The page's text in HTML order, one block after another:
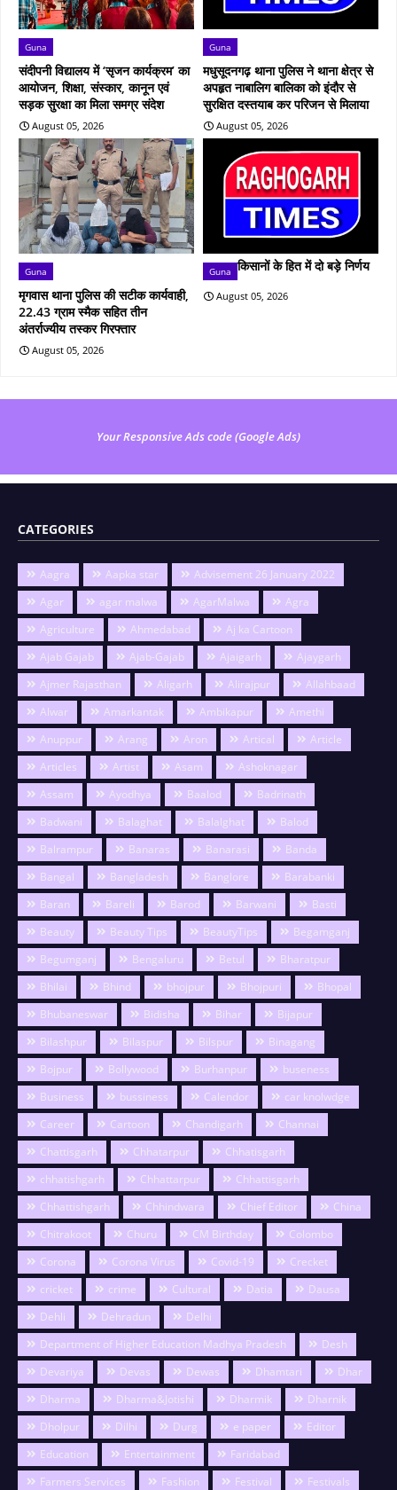
Guna
संदीपनी विद्यालय में ‘सृजन कार्यक्रम’ का
आयोजन, शिक्षा, संस्कार, कानून एवं
सड़क सुरक्षा का मिला समग्र संदेश
August 05, 2026
Guna
मधुसूदनगढ़ थाना पुलिस ने थाना क्षेत्र से
अपहृत नाबालिग बालिका को इंदौर से
सुरक्षित दस्तयाब कर परिजन से मिलाया
August 05, 2026
Guna
मृगवास थाना पुलिस की सटीक कार्यवाही,
22.43 ग्राम स्मैक सहित तीन
अंतर्राज्यीय तस्कर गिरफ्तार
August 05, 2026
Guna किसानों के हित में दो बड़े निर्णय
August 05, 2026
Your Responsive Ads code (Google Ads)
CATEGORIES
Aagra Aapka star
Advisement 26 January 2022
Agar
agar malwa AgarMalwa
Agra
Agriculture
Ahmedabad
Aj ka Cartoon
Ajab Gajab
Ajab-Gajab Ajaigarh
Ajaygarh
Ajmer Rajasthan
Aligarh Alirajpur
Allahbaad
Alwar
Amarkantak Ambikapur
Amethi
Anuppur
Arang Aron Artical
Article
Articles
Artist Asam
Ashoknagar
Assam
Ayodhya Baalod
Badrinath
Badwani
Balaghat Balalghat
Balod
Balrampur
Banaras Banarasi
Banda
Bangal
Bangladesh Banglore
Barabanki
Baran
Bareli Barod Barwani
Basti
Beauty
Beauty Tips BeautyTips
Begamganj
Begumganj
Bengaluru Betul
Bharatpur
Bhilai
Bhind bhojpur Bhojpuri
Bhopal
Bhubaneswar
Bidisha Bihar
Bijapur
Bilashpur
Bilaspur Bilspur
Binagang
Bojpur
Bollywood Burhanpur
buseness
Business
bussiness Calendor
car knolwdge
Career
Cartoon Chandigarh
Channai
Chattisgarh
Chhatarpur
Chhatisgarh
chhatishgarh
Chhattarpur
Chhattisgarh
Chhattishgarh
Chhindwara Chief Editor
China
Chitrakoot
Churu CM Birthday
Colombo
Corona
Corona Virus Covid-19
Crecket
cricket
crime Cultural Datia
Dausa
Dehli
Dehradun
Delhi
Department of Higher Education Madhya Pradesh
Desh
Devariya
Devas Dewas Dhamtari
Dhar
Dharma
Dharma&Jotishi Dharmik
Dharnik
Dholpur
Dilhi Durg e paper
Editor
Education
Entertainment
Faridabad
Farmers Services
Fashion Festival
Festivals